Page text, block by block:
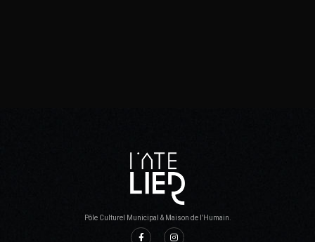
Pôle Culturel Municipal & Maison de l’Humain.